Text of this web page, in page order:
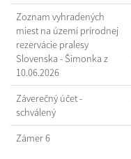
Zoznam vyhradených
miest na území prírodnej
rezervácie pralesy
Slovenska - Šimonka z
10.06.2026
Záverečný účet -
schválený
Zámer 6